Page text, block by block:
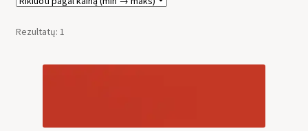
Rezultatų: 1